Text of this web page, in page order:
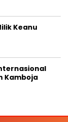
Keanu
Kamboja